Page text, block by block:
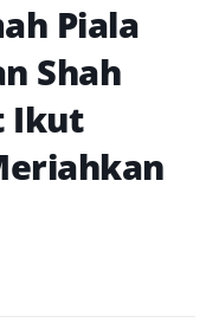
Piala
Shah
Ikut